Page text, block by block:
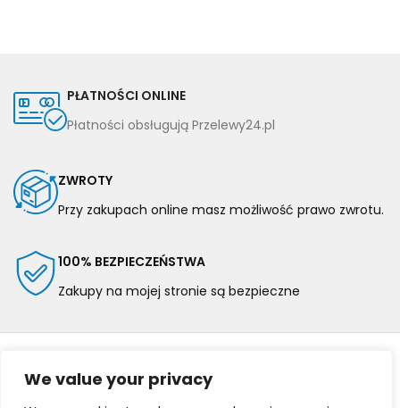
We value your privacy
PŁATNOŚCI ONLINE
Płatności obsługują Przelewy24.pl
ZWROTY
Przy zakupach online masz możliwość prawo zwrotu.
100% BEZPIECZEŃSTWA
Zakupy na mojej stronie są bezpieczne